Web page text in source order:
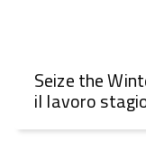
Seize the
il lavoro